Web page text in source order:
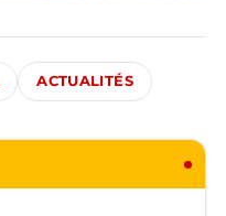
ACTUALITÉS